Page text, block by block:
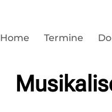
Home Termine